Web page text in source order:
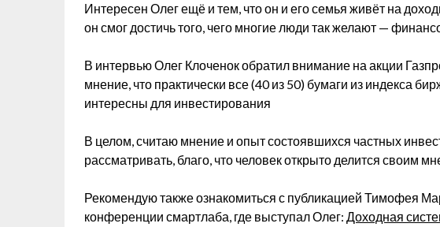
Интересен Олег ещё и тем, что он и его семья живёт на
он смог достичь того, чего многие люди так желают —
В интервью Олег Клоченок обратил внимание на акции
мнение, что практически все (40 из 50) бумаги из индекса
интересны для инвестирования
В целом, считаю мнение и опыт состоявшихся частных
рассматривать, благо, что человек открыто делится своим
Рекомендую также ознакомиться с публикацией Тимофея
конференции смартлаба, где выступал Олег: Доходная